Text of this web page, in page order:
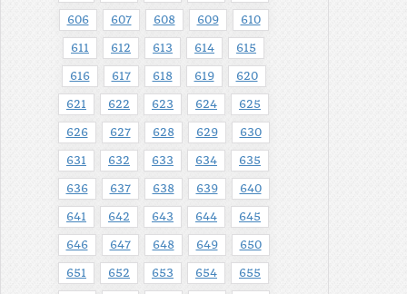
606 607 608 609 610
611 612 613 614 615
616 617 618 619 620
621 622 623 624 625
626 627 628 629 630
631 632 633 634 635
636 637 638 639 640
641 642 643 644 645
646 647 648 649 650
651 652 653 654 655